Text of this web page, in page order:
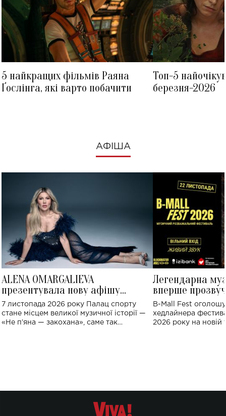
5 найкращих фільмів Раяна
Ґослінга, які варто побачити
Топ-5
березня-2026
АФІША
ALENA OMARGALIEVA
презентувала нову афішу
великого концерту в Палаці
спорту
7 листопада 2026 року Палац спорту
стане місцем великої музичної історії —
«Не пʼяна — закохана», саме так
Легендарна
вперше
Україні: де
B-Mall Fest
хедлайнера
2026 року на новій